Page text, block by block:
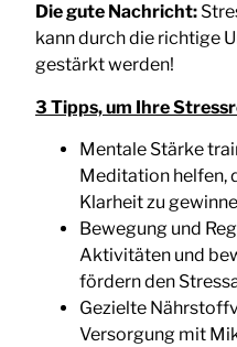
Die gute Nachricht:
kann durch die richtige
gestärkt werden!
3 Tipps, um Ihre
Mentale Stärke
Meditation helfen,
Klarheit zu
Bewegung und
Aktivitäten und
fördern den
Gezielte
Versorgung mit